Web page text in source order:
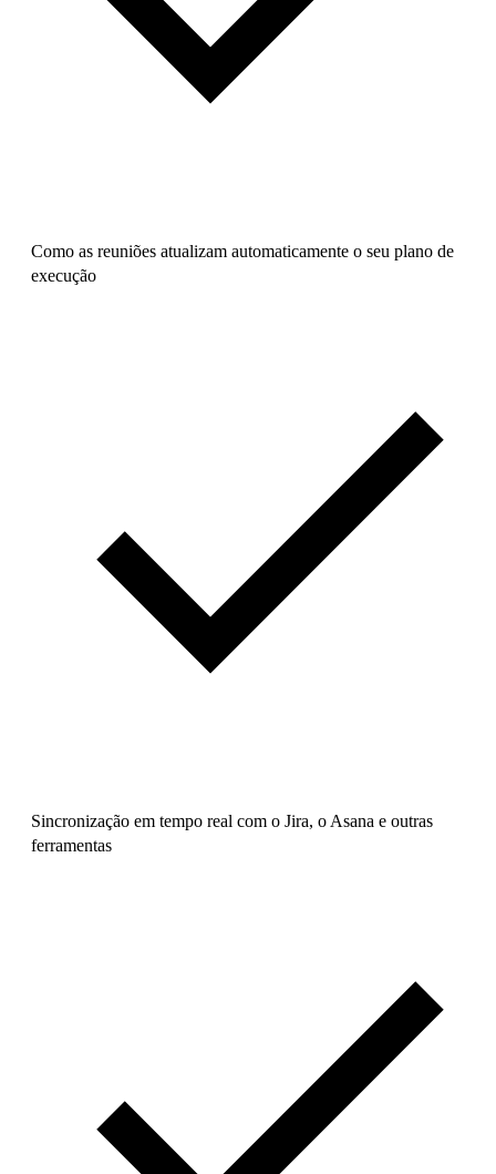
Como as reuniões atualizam automaticamente o seu plano de
execução
Sincronização em tempo real com o Jira, o Asana e outras
ferramentas